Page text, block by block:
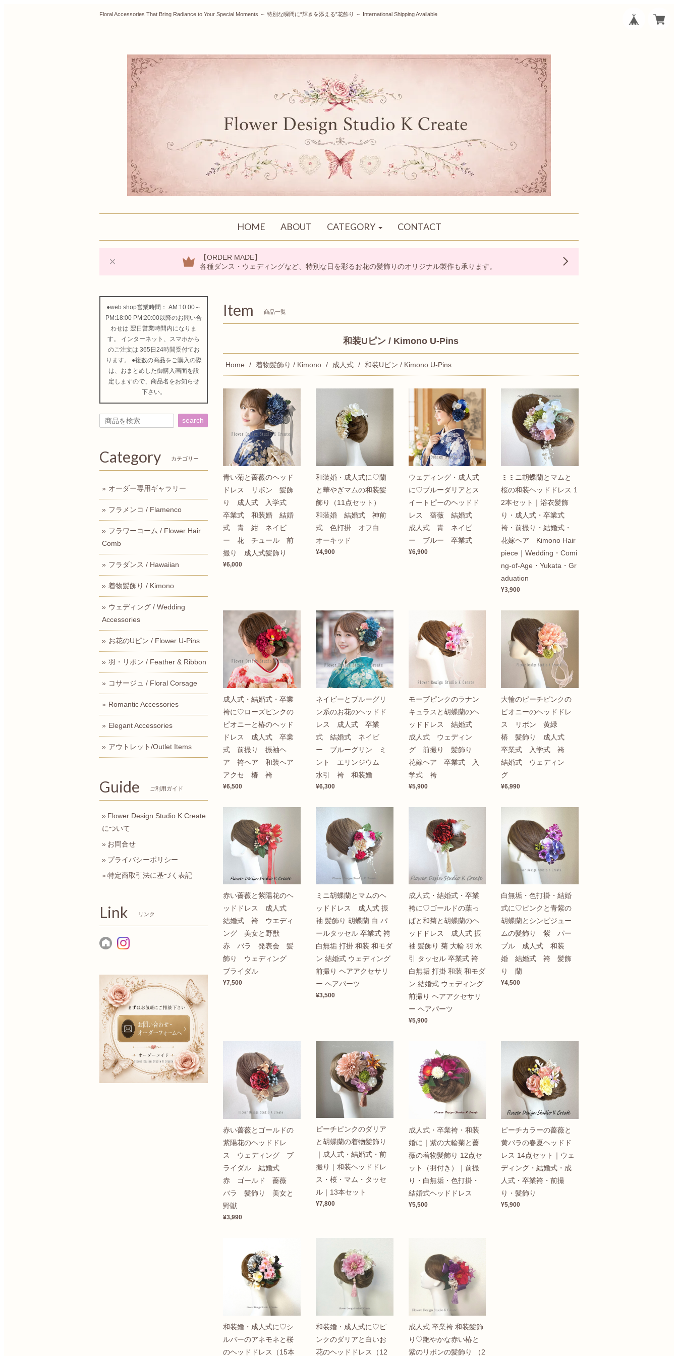
Floral Accessories That Bring Radiance to Your Special Moments ～ 特別な瞬間に“輝きを添える”花飾り ～ International Shipping Available
HOME ABOUT CATEGORY CONTACT
【ORDER MADE】
各種ダンス・ウェディングなど、特別な日を彩るお花の髪飾りのオリジナル製作も承ります。
Item 商品一覧
和装Uピン / Kimono U-Pins
Home 着物髪飾り / Kimono 成人式 和装Uピン / Kimono U-Pins
青い菊と薔薇のヘッド
ドレス リボン 髪飾
り 成人式 入学式
卒業式 和装婚 結婚
式 青 紺 ネイビ
ー 花 チュール 前
撮り 成人式髪飾り
¥6,000
和装婚・成人式に♡蘭
と華やぎマムの和装髪
飾り（11点セット）
和装婚 結婚式 神前
式 色打掛 オフ白
オーキッド
¥4,900
ウェディング・成人式
に♡ブルーダリアとス
イートピーのヘッドド
レス 薔薇 結婚式
成人式 青 ネイビ
ー ブルー 卒業式
¥6,900
ミミニ胡蝶蘭とマムと
桜の和装ヘッドドレス 1
2本セット｜浴衣髪飾
り・成人式・卒業式
袴・前撮り・結婚式・
花嫁ヘア Kimono Hair
piece｜Wedding・Comi
ng-of-Age・Yukata・Gr
aduation
¥3,900
成人式・結婚式・卒業
袴に♡ローズピンクの
ピオニーと椿のヘッド
ドレス 成人式 卒業
式 前撮り 振袖ヘ
ア 袴ヘア 和装ヘア
アクセ 椿 袴
¥6,500
ネイビーとブルーグリ
ン系のお花のヘッドド
レス 成人式 卒業
式 結婚式 ネイビ
ー ブルーグリン ミ
ント エリンジウム
水引 袴 和装婚
¥6,300
モーブピンクのラナン
キュラスと胡蝶蘭のヘ
ッドドレス 結婚式
成人式 ウェディン
グ 前撮り 髪飾り
花嫁ヘア 卒業式 入
学式 袴
¥5,900
大輪のピーチピンクの
ピオニーのヘッドドレ
ス リボン 黄緑
椿 髪飾り 成人式
卒業式 入学式 袴
結婚式 ウェディン
グ
¥6,990
赤い薔薇と紫陽花のヘ
ッドドレス 成人式
結婚式 袴 ウエディ
ング 美女と野獣
赤 バラ 発表会 髪
飾り ウェディング
ブライダル
¥7,500
ミニ胡蝶蘭とマムのヘ
ッドドレス 成人式 振
袖 髪飾り 胡蝶蘭 白 パ
ールタッセル 卒業式 袴
白無垢 打掛 和装 和モダ
ン 結婚式 ウェディング
前撮り ヘアアクセサリ
ー ヘアパーツ
¥3,500
成人式・結婚式・卒業
袴に♡ゴールドの葉っ
ぱと和菊と胡蝶蘭のヘ
ッドドレス 成人式 振
袖 髪飾り 菊 大輪 羽 水
引 タッセル 卒業式 袴
白無垢 打掛 和装 和モダ
ン 結婚式 ウェディング
前撮り ヘアアクセサリ
ー ヘアパーツ
¥5,900
白無垢・色打掛・結婚
式に♡ピンクと青紫の
胡蝶蘭とシンビジュー
ムの髪飾り 紫 パー
プル 成人式 和装
婚 結婚式 袴 髪飾
り 蘭
¥4,500
赤い薔薇とゴールドの
紫陽花のヘッドドレ
ス ウェディング ブ
ライダル 結婚式
赤 ゴールド 薔薇
バラ 髪飾り 美女と
野獣
¥3,990
ピーチピンクのダリア
と胡蝶蘭の着物髪飾り
｜成人式・結婚式・前
撮り｜和装ヘッドドレ
ス・桜・マム・タッセ
ル｜13本セット
¥7,800
成人式・卒業袴・和装
婚に｜紫の大輪菊と薔
薇の着物髪飾り 12点セ
ット（羽付き）｜前撮
り・白無垢・色打掛・
結婚式ヘッドドレス
¥5,500
ピーチカラーの薔薇と
黄バラの春夏ヘッドド
レス 14点セット｜ウェ
ディング・結婚式・成
人式・卒業袴・前撮
り・髪飾り
¥5,900
和装婚・成人式に♡シ
ルバーのアネモネと桜
のヘッドドレス（15本
和装婚・成人式に♡ピ
ンクのダリアと白いお
花のヘッドドレス（12
成人式 卒業袴 和装髪飾
り♡艶やかな赤い椿と
紫のリボンの髪飾り （2
●web shop営業時間： AM:10:00～
PM:18:00 PM:20:00以降のお問い合
わせは 翌日営業時間内になりま
す。 インターネット、スマホから
のご注文は 365日24時間受付てお
ります。 ●複数の商品をご購入の際
は、おまとめした御購入画面を設
定しますので、商品名をお知らせ
下さい。
search
Category カテゴリー
オーダー専用ギャラリー
フラメンコ / Flamenco
フラワーコーム / Flower Hair
Comb
フラダンス / Hawaiian
着物髪飾り / Kimono
ウェディング / Wedding
Accessories
お花のUピン / Flower U-Pins
羽・リボン / Feather & Ribbon
コサージュ / Floral Corsage
Romantic Accessories
Elegant Accessories
アウトレット/Outlet Items
Guide ご利用ガイド
Flower Design Studio K Create
について
お問合せ
プライバシーポリシー
特定商取引法に基づく表記
Link リンク